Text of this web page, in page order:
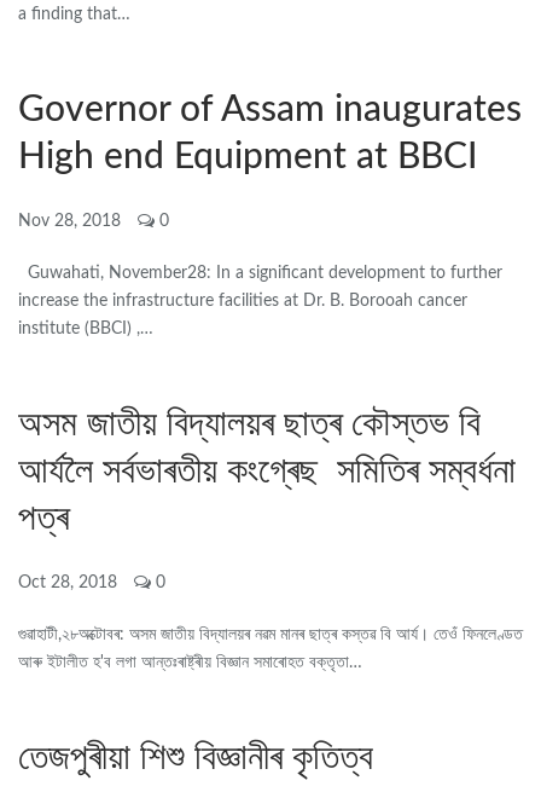
a finding that…
Governor of Assam inaugurates
High end Equipment at BBCI
Nov 28, 2018 0
Guwahati, November28: In a significant development to further
increase the infrastructure facilities at Dr. B. Borooah cancer
institute (BBCI) ,…
অসম জাতীয় বিদ্যালয়ৰ ছাত্ৰ কৌস্তভ বি
আৰ্যলৈ সৰ্বভাৰতীয় কংগ্ৰেছ সমিতিৰ সম্বৰ্ধনা
পত্ৰ
Oct 28, 2018 0
গুৱাহাটী,২৮অক্টোবৰ: অসম জাতীয় বিদ্যালয়ৰ নৱম মানৰ ছাত্ৰ কস্তৱ বি আৰ্য। তেওঁ ফিনলেণ্ডত
আৰু ইটালীত হ'ব লগা আন্তঃৰাষ্ট্ৰীয় বিজ্ঞান সমাৰোহত বক্তৃতা…
তেজপুৰীয়া শিশু বিজ্ঞানীৰ কৃতিত্ব